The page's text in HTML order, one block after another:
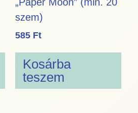
szem)
585 Ft
Kosárba
teszem